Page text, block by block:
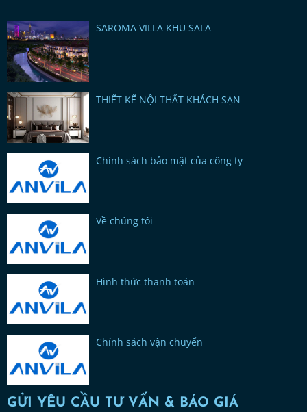
SAROMA VILLA KHU SALA
THIẾT KẾ NỘI THẤT KHÁCH SẠN
Chính sách bảo mật của công ty
Về chúng tôi
Hình thức thanh toán
Chính sách vận chuyển
GỬI YÊU CẦU TƯ VẤN & BÁO GIÁ